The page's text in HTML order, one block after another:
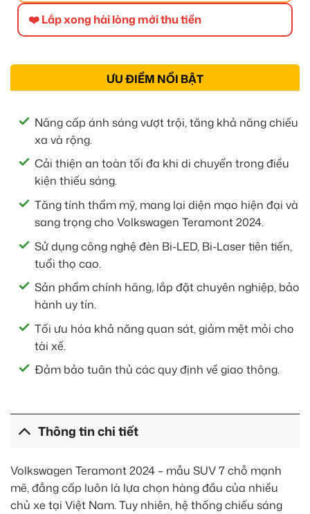
❤️ Lắp xong hài lòng mới thu tiền
ƯU ĐIỂM NỔI BẬT
Nâng cấp ánh sáng vượt trội, tăng khả năng chiếu
xa và rộng.
Cải thiện an toàn tối đa khi di chuyển trong điều
kiện thiếu sáng.
Tăng tính thẩm mỹ, mang lại diện mạo hiện đại và
sang trọng cho Volkswagen Teramont 2024.
Sử dụng công nghệ đèn Bi-LED, Bi-Laser tiên tiến,
tuổi thọ cao.
Sản phẩm chính hãng, lắp đặt chuyên nghiệp, bảo
hành uy tín.
Tối ưu hóa khả năng quan sát, giảm mệt mỏi cho
tài xế.
Đảm bảo tuân thủ các quy định về giao thông.
Thông tin chi tiết
Volkswagen Teramont 2024 – mẫu SUV 7 chỗ mạnh
mẽ, đẳng cấp luôn là lựa chọn hàng đầu của nhiều
chủ xe tại Việt Nam. Tuy nhiên, hệ thống chiếu sáng